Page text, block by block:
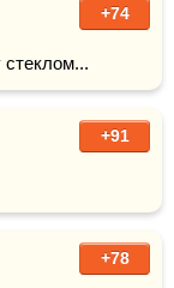
+74
+91
+78